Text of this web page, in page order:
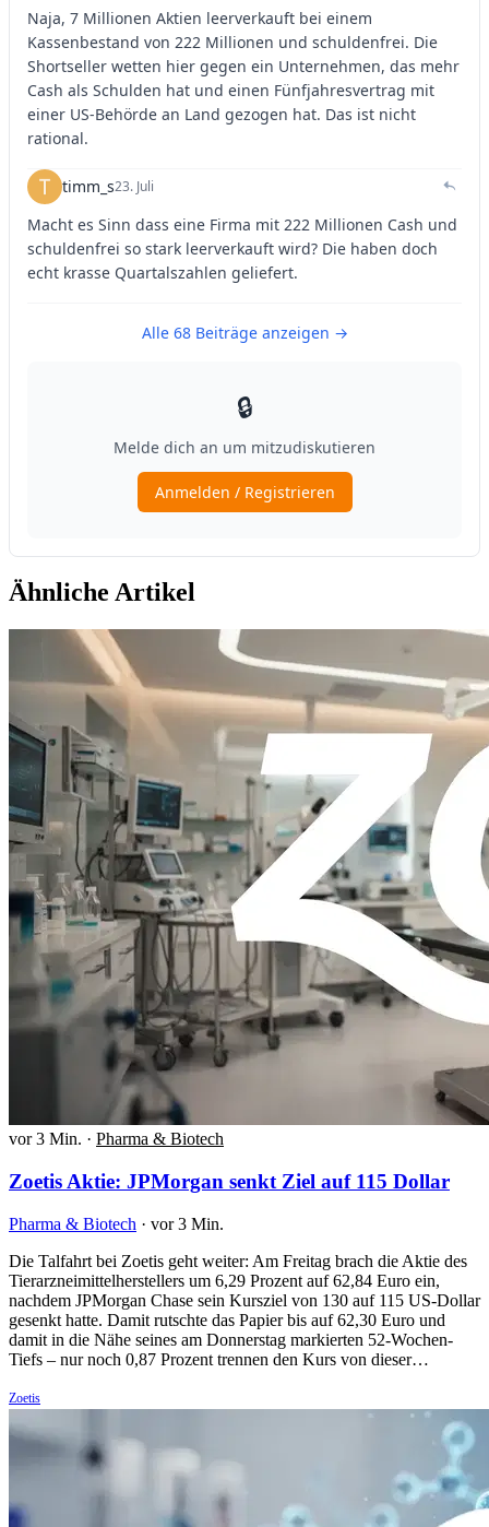
Ähnliche Artikel
vor 3 Min. · Pharma & Biotech
Zoetis Aktie: JPMorgan senkt Ziel auf 115 Dollar
Pharma & Biotech · vor 3 Min.
Die Talfahrt bei Zoetis geht weiter: Am Freitag brach die Aktie des
Tierarzneimittelherstellers um 6,29 Prozent auf 62,84 Euro ein,
nachdem JPMorgan Chase sein Kursziel von 130 auf 115 US-Dollar
gesenkt hatte. Damit rutschte das Papier bis auf 62,30 Euro und
damit in die Nähe seines am Donnerstag markierten 52-Wochen-
Tiefs – nur noch 0,87 Prozent trennen den Kurs von dieser…
Zoetis